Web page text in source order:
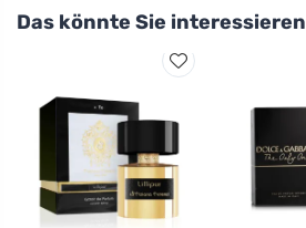
Das könnte Sie interessieren